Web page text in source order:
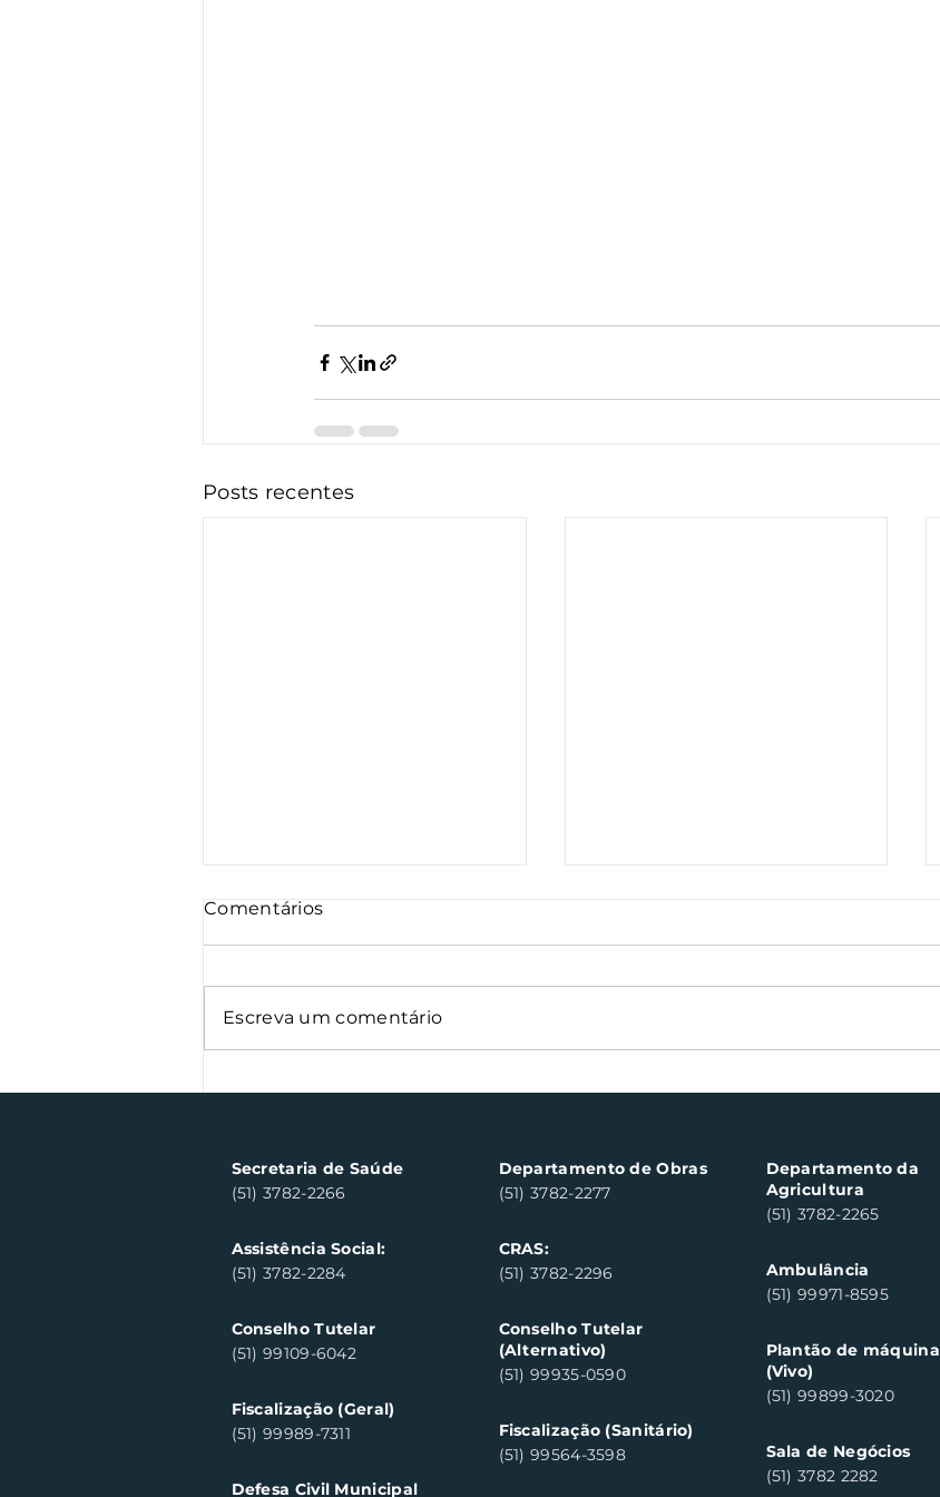
Posts recentes
Clara do Sul
Clara do Sul
Comentários
Escreva um comentário
Secretaria de Saúde
(51) 3782-2266
Assistência Social:
(51) 3782-2284
Conselho Tutelar
(51) 99109-6042
Fiscalização (Geral)
(51) 99989-7311
Defesa Civil Municipal
Departamento de Obras
(51) 3782-2277
CRAS:
(51) 3782-2296
Conselho Tutelar
(Alternativo)
(51) 99935-0590
Fiscalização (Sanitário)
(51) 99564-3598
Departamento da
Agricultura
(51) 3782-2265
Ambulância
(51) 99971-8595
Plantão de máquina
(Vivo)
(51) 99899-3020
Sala de Negócios
(51) 3782 2282